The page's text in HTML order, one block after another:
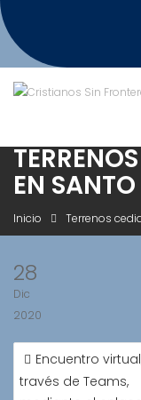
Saltar
al
contenido
EN
Inicio Terrenos
28
Dic
2020
NAVEGACIÓN
DE
ENTRADAS
Encuentro
través de Teams,